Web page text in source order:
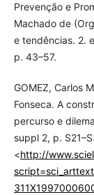
Prevenção e
Machado de
e tendências. 2.
p. 43–57.
GOMEZ, Carlos
Fonseca. A
percurso e
suppl 2, p.
<http://